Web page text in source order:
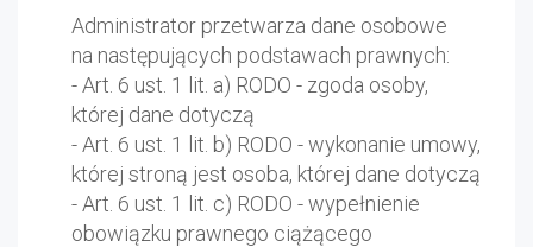
Administrator przetwarza dane osobowe
na następujących podstawach prawnych:
- Art. 6 ust. 1 lit. a) RODO - zgoda osoby,
której dane dotyczą
- Art. 6 ust. 1 lit. b) RODO - wykonanie umowy,
której stroną jest osoba, której dane dotyczą
- Art. 6 ust. 1 lit. c) RODO - wypełnienie
obowiązku prawnego ciążącego